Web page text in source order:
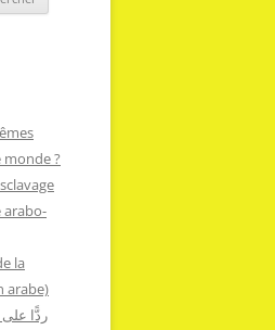
?
arabo-
la
arabe)
ردًّا